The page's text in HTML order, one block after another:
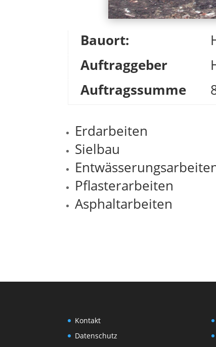
Bauort:
Auftraggeber
Auftragssumme
Erdarbeiten
Sielbau
Pflasterarbeiten
Asphaltarbeiten
Kontakt
Datenschutz